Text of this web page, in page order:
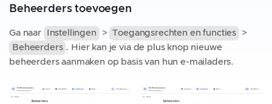
Beheerders toevoegen
Ga naar Instellingen > Toegangsrechten en functies
>
Beheerders . Hier kan je via de plus knop nieuwe
beheerders aanmaken op basis van hun e-mailaders.